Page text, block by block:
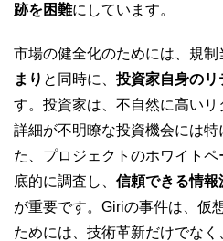
跡を困難にしています。
市場の健全化のためには、規制
まり と同時に、 投資家自身のリ
す。投資家は、不自然に高いリ
詳細が不明瞭な投資機会には特
た、プロジェクトのホワイト
底的に調査し、 信頼できる情
が重要です。Giriの事件は、仮
ためには、技術革新だけでなく